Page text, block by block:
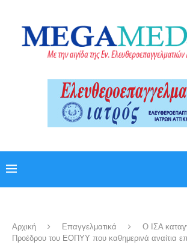
Αρχική Επαγγελματικά
Ο ΙΣΑ
Προέδρου του ΕΟΠΥΥ που καθημερινά αναίτια